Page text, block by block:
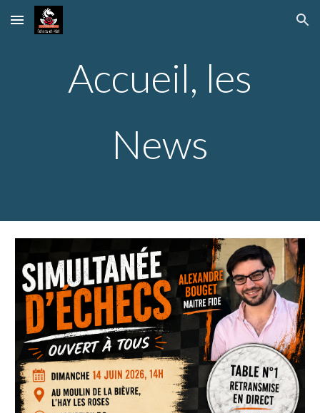
Skip to main content Skip to navigation
Accueil, les
News